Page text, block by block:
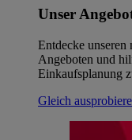
Unser
Entdecke unseren
Angeboten und
Einkaufsplanung
Gleich